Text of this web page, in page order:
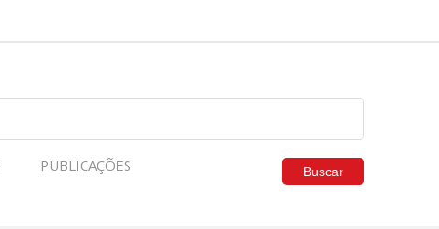
PUBLICAÇÕES Buscar